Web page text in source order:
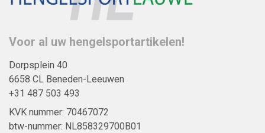
Voor al uw hengelsportartikelen!
Dorpsplein 40
6658 CL Beneden-Leeuwen
+31 487 503 493
KVK nummer: 70467072
btw-nummer: NL858329700B01